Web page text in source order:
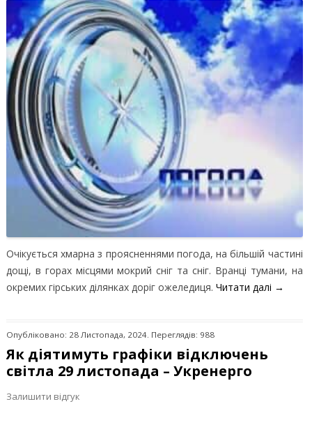
Очікується хмарна з проясненнями погода, на більшій частині
дощі, в горах місцями мокрий сніг та сніг. Вранці тумани, на
окремих гірських ділянках доріг ожеледиця. Читати далі →
Опубліковано: 28 Листопада, 2024. Переглядів: 988
Як діятимуть графіки відключень
світла 29 листопада – Укренерго
Залишити відгук